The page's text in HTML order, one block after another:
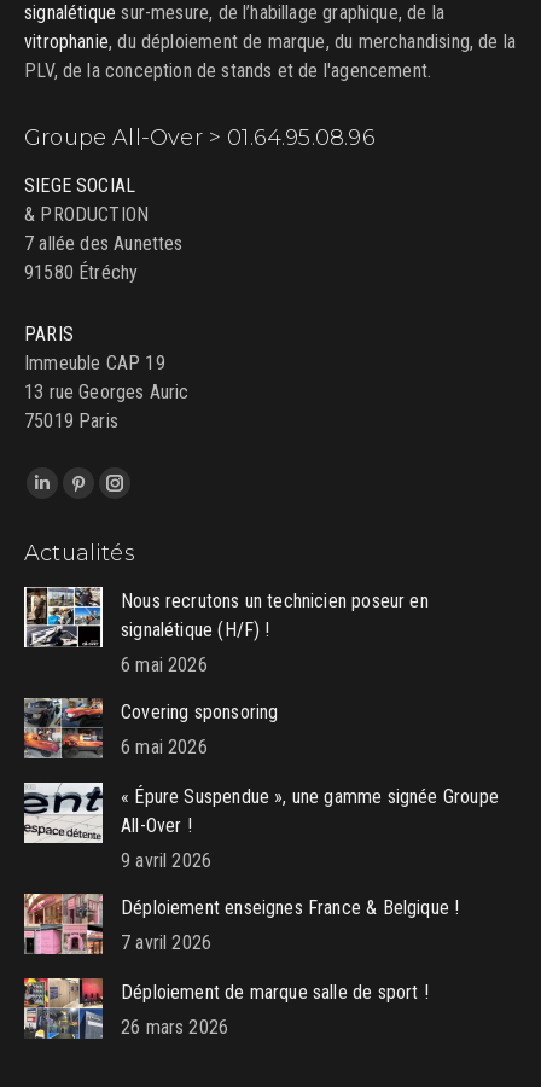
signalétique sur-mesure, de l’habillage graphique, de la
vitrophanie, du déploiement de marque, du merchandising, de la
PLV, de la conception de stands et de l'agencement.
Groupe All-Over > 01.64.95.08.96
SIEGE SOCIAL
& PRODUCTION
7 allée des Aunettes
91580 Étréchy
PARIS
Immeuble CAP 19
13 rue Georges Auric
75019 Paris
Trouvez nous sur :
LinkedIn
opens
in
new
window
Pinterest
opens
in
new
window
Instagram
opens
in
new
window
Actualités
Nous recrutons un technicien poseur en
signalétique (H/F) !
6 mai 2026
Covering sponsoring
6 mai 2026
« Épure Suspendue », une gamme signée Groupe
All-Over !
9 avril 2026
Déploiement enseignes France & Belgique !
7 avril 2026
Déploiement de marque salle de sport !
26 mars 2026